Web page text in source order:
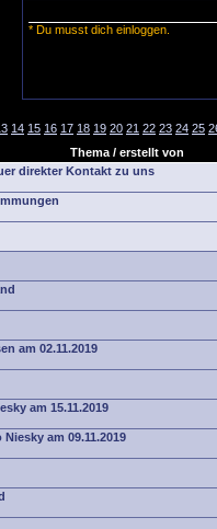
* Du musst dich einloggen.
14 15 16 17 18 19 20 21 22 23 24 25
Thema / erstellt von
direkter Kontakt zu uns
am 02.11.2019
am 15.11.2019
am 09.11.2019